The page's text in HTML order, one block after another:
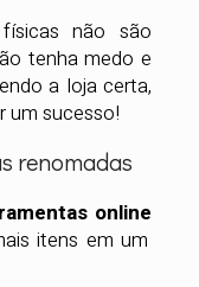
não são
tenha medo e
a loja certa,
um sucesso!
renomadas
online
itens em um